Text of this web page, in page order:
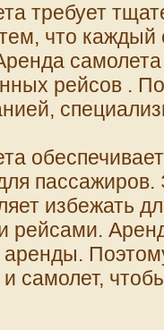
требует
что каждый
рейсов .
избежать
рейсами.
аренды.
самолет,